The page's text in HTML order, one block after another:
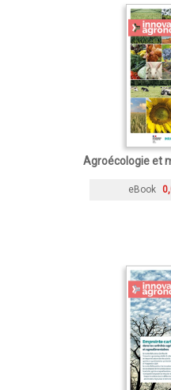
Agroécologie et
eBook